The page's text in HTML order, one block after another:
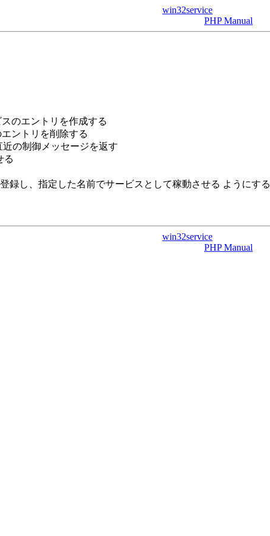
win32service
PHP Manual
のエントリを作成する
ントリを削除する
の制御メッセージを返す
る
録し、指定した名前でサービスとして稼動させる ようにする
win32service
PHP Manual